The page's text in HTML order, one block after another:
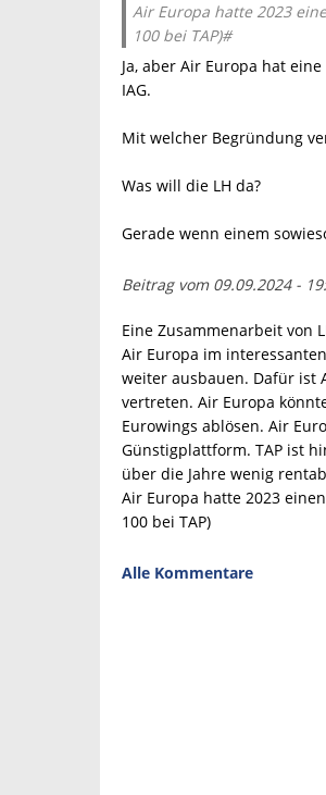
Air Europa hatte 2023
100 bei TAP)#
Ja, aber Air Europa hat
IAG.
Mit welcher Begründung
Was will die LH da?
Gerade wenn einem
Beitrag vom 09.09.2024 -
Eine Zusammenarbeit von
Air Europa im
weiter ausbauen. Dafür ist
vertreten. Air Europa
Eurowings ablösen. Air
Günstigplattform. TAP ist
über die Jahre wenig
Air Europa hatte 2023
100 bei TAP)
Alle Kommentare